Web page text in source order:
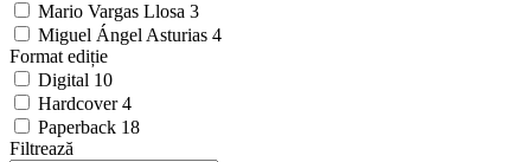
Mario Vargas Llosa 3
Miguel Ángel Asturias 4
Format ediție
Digital 10
Hardcover4
Paperback 18
Filtrează